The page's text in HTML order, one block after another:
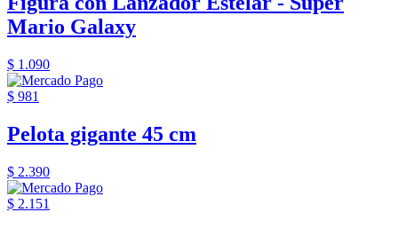
Mario Galaxy
$ 1.090
$ 981
Pelota gigante 45 cm
$ 2.390
$ 2.151